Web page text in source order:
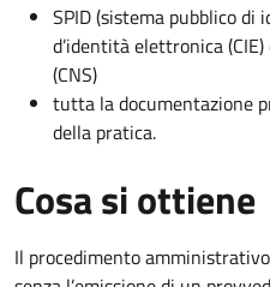
SPID (sistema pubblico
d’identità elettronica
(CNS)
tutta la documentazione
della pratica.
Cosa si ottiene
Il procedimento